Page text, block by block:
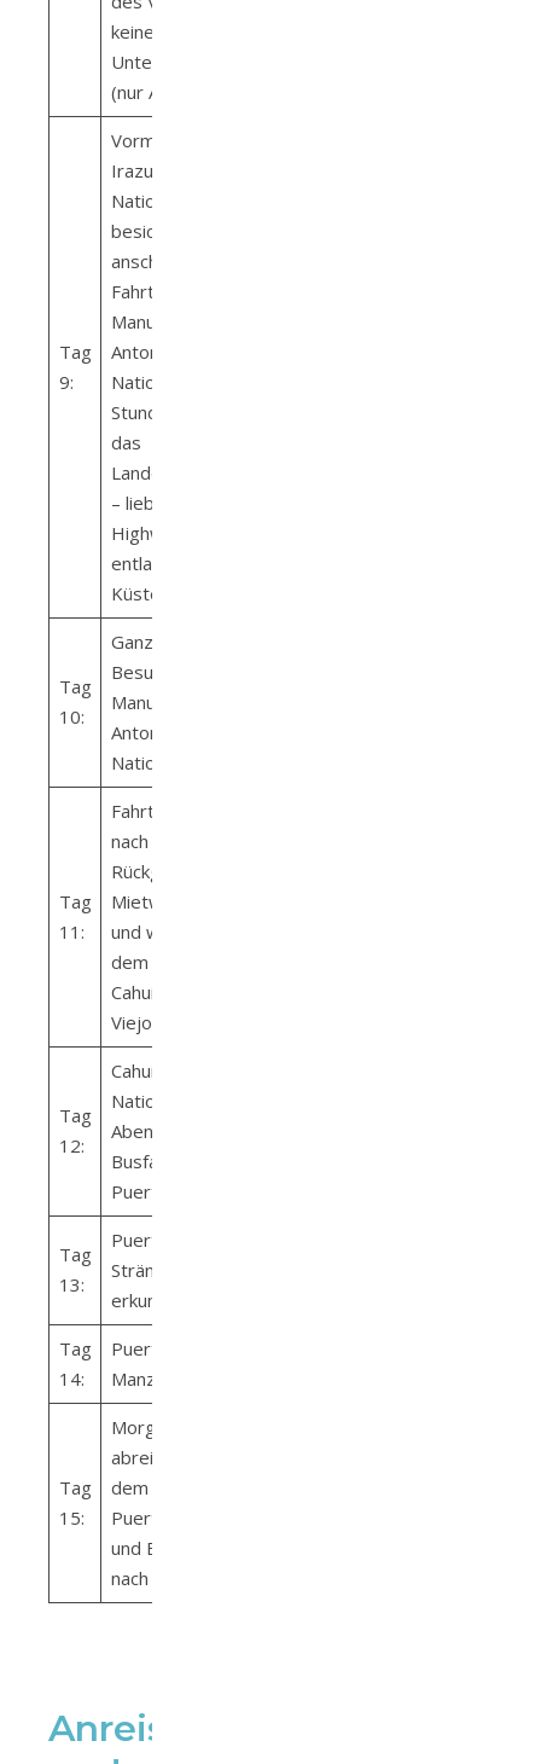
keine
Unternehmung
(nur Anreise)
Tag
9:
Vormittag
Irazu Volcano
National Park
besichtigen
anschließend
Fahrt nach
Manuel
Antonio
Nationalpark (4
Stunden durch
das
Landesinnere
– lieber
Highway
entlang der
Küste nutzen!)
Tag
10:
Ganztägiger
Besuch des
Manuel
Antonio
Nationalpark
Tag
11:
Fahrt zurück
nach San José,
Rückgabe des
Mietwagens
und weiter mit
dem Bus nach
Cahuita/Puerto
Viejo
Tag
12:
Cahuita
National Park,
Abends
Busfahrt nach
Puerto Viejo
Tag
13:
Puerto Viejo –
Strände
erkunden
Tag
14:
Puerto Viejo –
Manzanillo
Tag
15:
Morgens
abreise mit
dem Bus von
Puerto Viejo
und Einreise
nach Panama
Anreise